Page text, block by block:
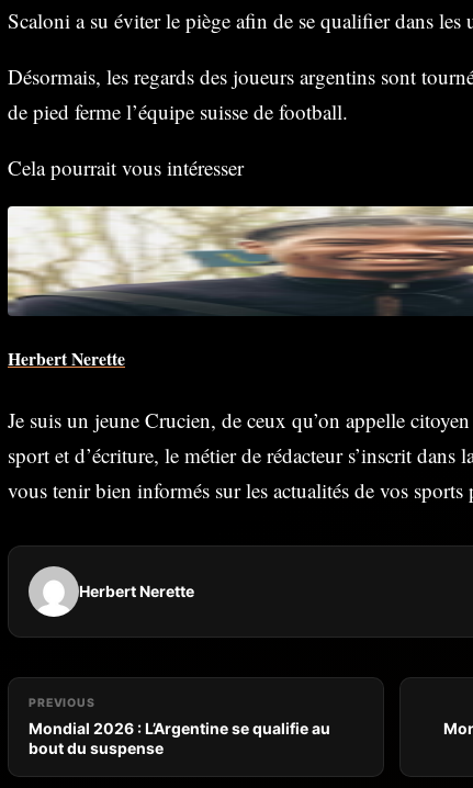
Scaloni a su éviter le piège afin de se qualifier dans les
Désormais, les regards des joueurs argentins sont
de pied ferme l’équipe suisse de football.
Cela pourrait vous intéresser
Herbert Nerette
Je suis un jeune Crucien, de ceux qu’on appelle
sport et d’écriture, le métier de rédacteur s’inscrit dans
vous tenir bien informés sur les actualités de vos sports
Herbert Nerette
PREVIOUS
Mondial 2026 : L’Argentine se qualifie au
bout du suspense